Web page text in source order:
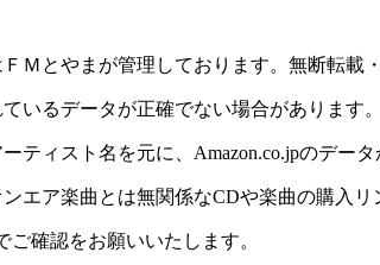
Ｍとやまが管理しております。無断転載
いるデータが正確でない場合があります
ティスト名を元に、Amazon.co.jpのデー
エア楽曲とは無関係なCDや楽曲の購入
確認をお願いいたします。